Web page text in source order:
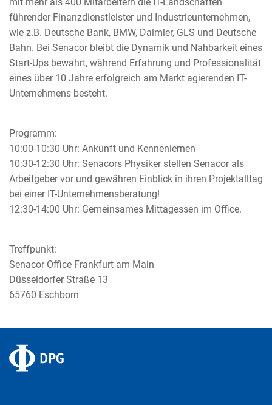
mit mehr als 400 Mitarbeitern die IT-Landschaften
führender Finanzdienstleister und Industrieunternehmen,
wie z.B. Deutsche Bank, BMW, Daimler, GLS und Deutsche
Bahn. Bei Senacor bleibt die Dynamik und Nahbarkeit eines
Start-Ups bewahrt, während Erfahrung und Professionalität
eines über 10 Jahre erfolgreich am Markt agierenden IT-
Unternehmens besteht.
Programm:
10:00-10:30 Uhr: Ankunft und Kennenlernen
10:30-12:30 Uhr: Senacors Physiker stellen Senacor als
Arbeitgeber vor und gewähren Einblick in ihren Projektalltag
bei einer IT-Unternehmensberatung!
12:30-14:00 Uhr: Gemeinsames Mittagessen im Office.
Treffpunkt:
Senacor Office Frankfurt am Main
Düsseldorfer Straße 13
65760 Eschborn